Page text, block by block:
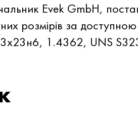
Evek GmbH,
розмірів за
1.4362, UNS